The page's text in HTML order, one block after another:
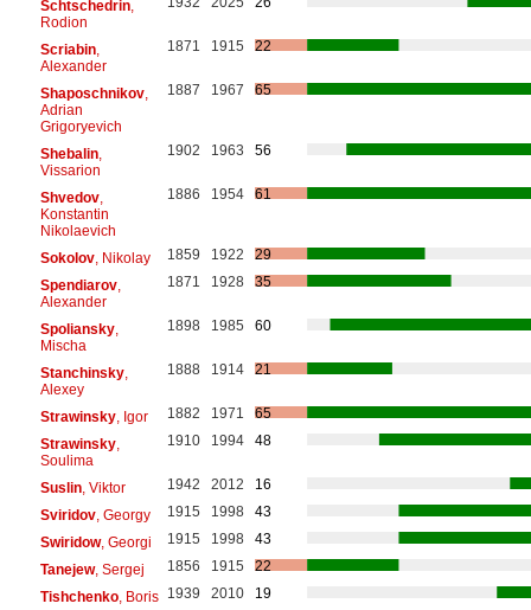
Schtschedrin,
Rodion
Scriabin,
Alexander
1871 1915 22
Shaposchnikov,
Adrian
Grigoryevich
1887 1967 65
Shebalin,
Vissarion
1902 1963 56
Shvedov,
Konstantin
Nikolaevich
1886 1954 61
Sokolov, Nikolay 1859 1922
29
Spendiarov,
Alexander
1871 1928 35
Spoliansky,
Mischa
1898 1985 60
Stanchinsky,
Alexey
1888 1914 21
Strawinsky, Igor 1882 1971
65
Strawinsky,
Soulima
1910 1994 48
Suslin, Viktor 1942 2012
16
Sviridov, Georgy 1915 1998
43
Swiridow, Georgi 1915 1998
43
Tanejew, Sergej 1856 1915
22
Tishchenko, Boris 1939 2010
19